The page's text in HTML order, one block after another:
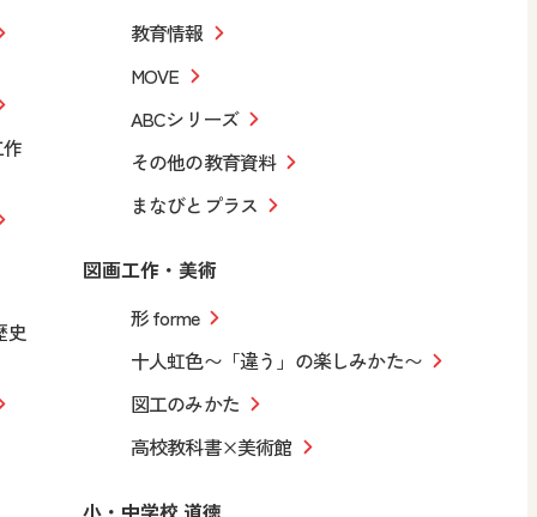
史
教育情報
MOVE
ABCシリーズ
その他の教育資料
まなびとプラス
図画工作・美術
形 forme
十人虹色〜「違う」の楽しみかた〜
図工のみかた
高校教科書×美術館
小・中学校 道徳